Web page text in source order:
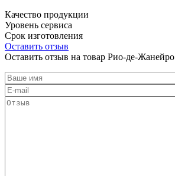
Качество продукции
Уровень сервиса
Срок изготовления
Оставить отзыв
Оставить отзыв на товар Рио-де-Жанейро